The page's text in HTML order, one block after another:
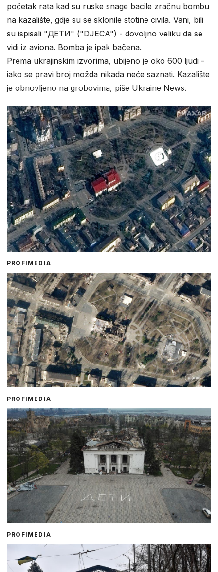
početak rata kad su ruske snage bacile zračnu bombu
na kazalište, gdje su se sklonile stotine civila. Vani, bili
su ispisali "ДЕТИ" ("DJECA") - dovoljno veliku da se
vidi iz aviona. Bomba je ipak bačena.
Prema ukrajinskim izvorima, ubijeno je oko 600 ljudi -
iako se pravi broj možda nikada neće saznati. Kazalište
je obnovljeno na grobovima, piše Ukraine News.
PROFIMEDIA
PROFIMEDIA
PROFIMEDIA